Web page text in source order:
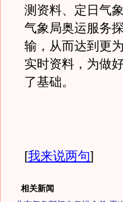
测资料、定日气
气象局奥运服务
输，从而达到更
实时资料，为做
了基础。
[我来说两句]
相关新闻